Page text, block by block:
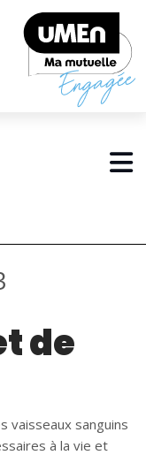
de
vaisseaux sanguins
à la vie et